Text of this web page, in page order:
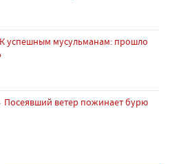
К успешным мусульманам: прошло
Посеявший ветер пожинает бурю